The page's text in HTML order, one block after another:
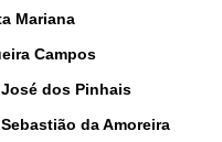
Mariana
Campos
José dos Pinhais
Sebastião da Amoreira